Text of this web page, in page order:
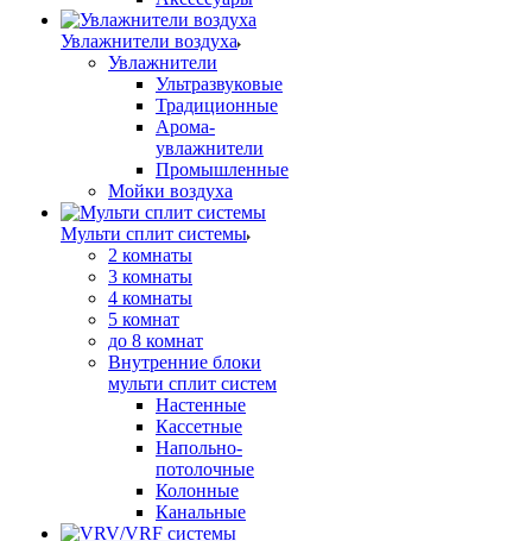
Увлажнители воздуха
Увлажнители
Ультразвуковые
Традиционные
Арома-
увлажнители
Промышленные
Мойки воздуха
Мульти сплит системы
2 комнаты
3 комнаты
4 комнаты
5 комнат
до 8 комнат
Внутренние блоки
мульти сплит систем
Настенные
Кассетные
Напольно-
потолочные
Колонные
Канальные